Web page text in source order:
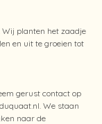
planten het zaadje
en uit te groeien tot
gerust contact op
We staan
naar de